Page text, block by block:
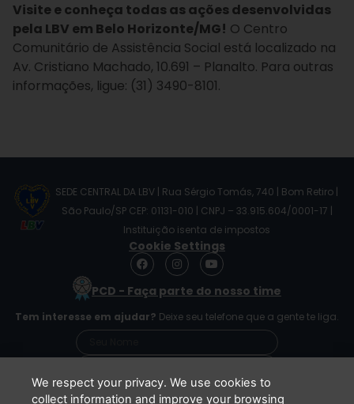
Visite e conheça todas as ações desenvolvidas
pela LBV em Belo Horizonte/MG! O Centro
Comunitário de Assistência Social está localizado na
Av. Cristiano Machado, 10.691 – Planalto. Para outras
informações, ligue: (31) 3490-8101.
SEDE CENTRAL DA LBV | Rua Sérgio Tomás, 740 | Bom Retiro |
São Paulo/SP CEP: 01131-010 | CNPJ – 33.915.604/0001-17 |
Instituição isenta de impostos
Cookie Settings
F
a
e
o
o
I
n
s
t
g
r
m
Y
o
t
b
e
PCD - Faça parte do nosso time
Tem interesse em ajudar? Deixe seu telefone que a gente te liga.
We respect your privacy. We use cookies to
collect information and improve your browsing